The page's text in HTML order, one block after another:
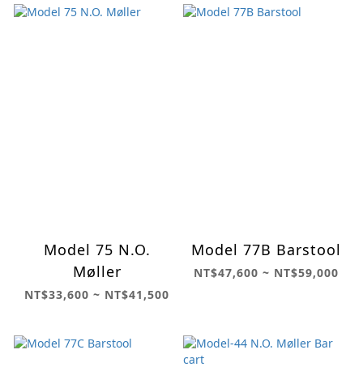
Model 75 N.O.
Møller
NT$33,600 ~ NT$41,500
Model 77B Barstool
NT$47,600 ~ NT$59,000